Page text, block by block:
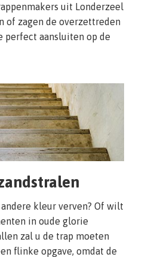
uit Londerzeel
of zagen de overzettreden
perfect aansluiten op de
kleur verven? Of wilt
in oude glorie
zal u de trap moeten
flinke opgave, omdat de